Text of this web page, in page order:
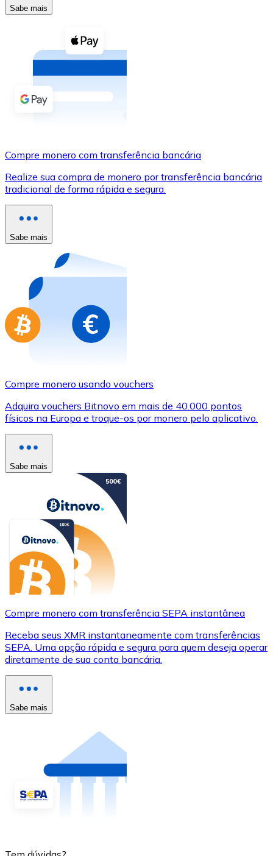
Ver tudo
Cupons cripto
Compre criptomoedas com dinheiro e outros
Comprar com dinheiro
Transferência SEPA
Use cartões Visa e Mastercard para comprar
Comprar com cartão
Compre cartões-presente das suas marcas favoritas
Ir para a loja de cartões-presente
Sabe mais
Compre monero com transferência bancária
Realize sua compra de monero por transferência bancária
tradicional de forma rápida e segura.
Sabe mais
Compre monero usando vouchers
Adquira vouchers Bitnovo em mais de 40.000 pontos
físicos na Europa e troque-os por monero pelo aplicativo.
Sabe mais
Compre monero com transferência SEPA instantânea
Receba seus XMR instantaneamente com transferências
SEPA. Uma opção rápida e segura para quem deseja operar
diretamente de sua conta bancária.
Sabe mais